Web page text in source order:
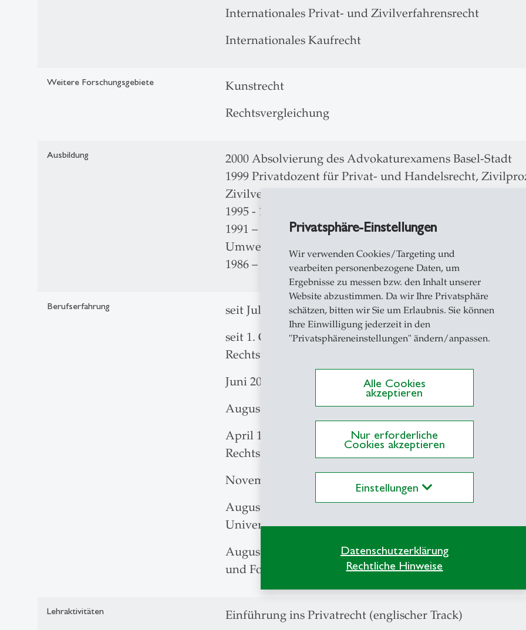
Privatsphäre-Einstellungen
Wir verwenden Cookies/Targeting und
vearbeiten personenbezogene Daten, um
Ergebnisse zu messen bzw. den Inhalt unserer
Website abzustimmen. Da wir Ihre Privatsphäre
schätzen, bitten wir Sie um Erlaubnis. Sie können
Ihre Einwilligung jederzeit in den
"Privatsphäreneinstellungen" ändern/anpassen.
Alle Cookies
akzeptieren
Nur erforderliche
Cookies akzeptieren
Einstellungen
Datenschutzerklärung
Rechtliche Hinweise
Internationales Privat- und Zivilverfahrensrecht
Internationales Kaufrecht
Weitere Forschungsgebiete
Kunstrecht
Rechtsvergleichung
Ausbildung
2000 Absolvierung des Advokaturexamens Basel-Stadt
1999 Privatdozent für Privat- und Handelsrecht,
Zivilverfahrensrecht und Rechtsvergleichung (Uni Basel)
1995 - 1999 Habilitation: Folgen der Vertragsverletzung
1991 – 1993 Dissertation: Die internationale
Umweltbeeinträchtigungen (Uni Basel)
1986 – 1991 Studium der Rechtswissenschaft an der
Berufserfahrung
seit Juli 2009: Selbständiger Rechtsanwalt
seit 1. Oktober 2002: Professor für Privatrecht,
Rechtsvergleichung an der Universität St. Gallen (HSG)
Juni 2000 - Juni 2009: Rechtsanwalt bei Wenger
August - Dezember 1999: a.o. Gerichtsschreiber am
April 1999 – September 2002: Privatdozent für Privat-,
Rechtsvergleichung an der Universität Basel
November 1996 - Mai 1997: a.o. Gerichtsschreiber am
August - Oktober 1995: Oberassistent für Privatrecht
Universität Basel
August 1991 - Juni 1995: Assistenz bei Professor Dr. iur.
und Forschung
Lehraktivitäten
Einführung ins Privatrecht (englischer Track)